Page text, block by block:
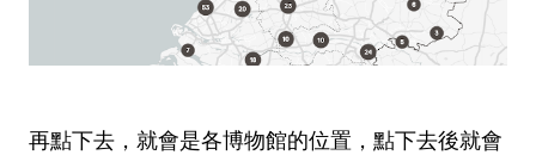
再點下去，就會是各博物館的位置，點下去後就會